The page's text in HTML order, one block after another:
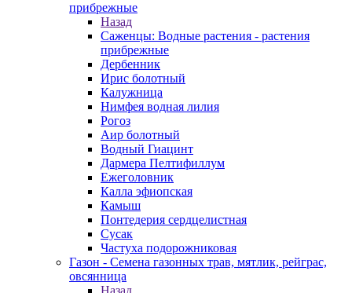
прибрежные
Назад
Саженцы: Водные растения - растения
прибрежные
Дербенник
Ирис болотный
Калужница
Нимфея водная лилия
Рогоз
Аир болотный
Водный Гиацинт
Дармера Пелтифиллум
Ежеголовник
Калла эфиопская
Камыш
Понтедерия сердцелистная
Сусак
Частуха подорожниковая
Газон - Семена газонных трав, мятлик, рейграс,
овсянница
Назад